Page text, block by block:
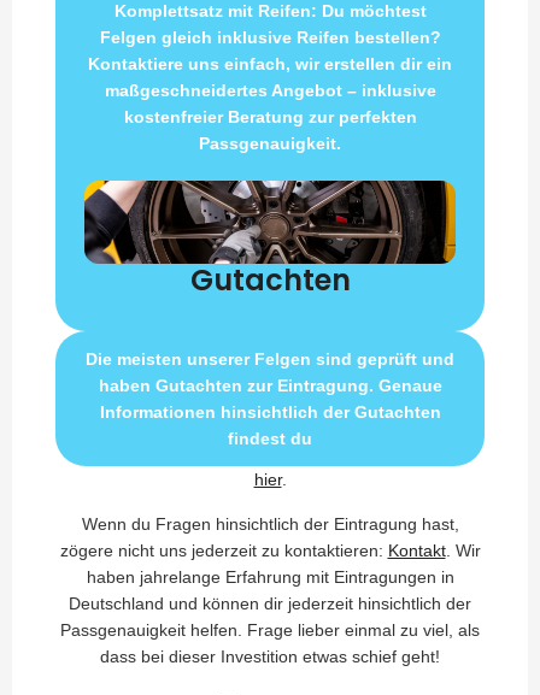
Komplettsatz mit Reifen: Du möchtest
Felgen gleich inklusive Reifen bestellen?
Kontaktiere uns einfach, wir erstellen dir ein
maßgeschneidertes Angebot – inklusive
kostenfreier Beratung zur perfekten
Passgenauigkeit.
Gutachten
Die meisten unserer Felgen sind geprüft und
haben Gutachten zur Eintragung. Genaue
Informationen hinsichtlich der Gutachten
findest du
hier.
Wenn du Fragen hinsichtlich der Eintragung hast,
zögere nicht uns jederzeit zu kontaktieren: Kontakt. Wir
haben jahrelange Erfahrung mit Eintragungen in
Deutschland und können dir jederzeit hinsichtlich der
Passgenauigkeit helfen. Frage lieber einmal zu viel, als
dass bei dieser Investition etwas schief geht!